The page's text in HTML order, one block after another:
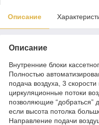
Описание
Описание
Внутренние блоки
Полностью
подача воздуха, 3
циркуляционные потоки
позволяющие “добраться”
если высота потолка
Направление подачи